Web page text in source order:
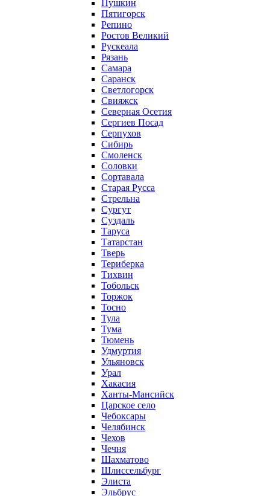
Пушкин
Пятигорск
Репино
Ростов Великий
Рускеала
Рязань
Самара
Саранск
Светлогорск
Свияжск
Северная Осетия
Сергиев Посад
Серпухов
Сибирь
Смоленск
Соловки
Сортавала
Старая Русса
Стрельна
Сургут
Суздаль
Таруса
Татарстан
Тверь
Териберка
Тихвин
Тобольск
Торжок
Тосно
Тула
Тума
Тюмень
Удмуртия
Ульяновск
Урал
Хакасия
Ханты-Мансийск
Царское село
Чебоксары
Челябинск
Чехов
Чечня
Шахматово
Шлиссельбург
Элиста
Эльбрус